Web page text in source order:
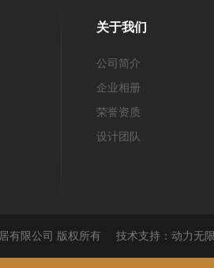
关于我们
公司简介
企业相册
荣誉资质
设计团队
有限公司 版权所有 技术支持： 动力无